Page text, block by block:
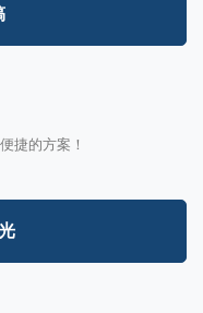
捷的方案！